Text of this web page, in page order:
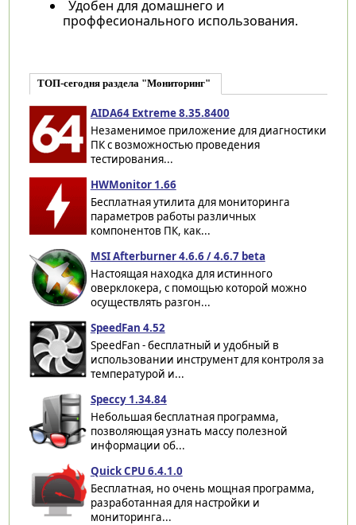
Удобен для домашнего и
проффесионального использования.
ТОП-сегодня раздела "Мониторинг"
AIDA64 Extreme 8.35.8400
Незаменимое приложение для диагностики
ПК с возможностью проведения
тестирования...
HWMonitor 1.66
Бесплатная утилита для мониторинга
параметров работы различных
компонентов ПК, как...
MSI Afterburner 4.6.6 / 4.6.7 beta
Настоящая находка для истинного
оверклокера, с помощью которой можно
осуществлять разгон...
SpeedFan 4.52
SpeedFan - бесплатный и удобный в
использовании инструмент для контроля за
температурой и...
Speccy 1.34.84
Небольшая бесплатная программа,
позволяющая узнать массу полезной
информации об...
Quick CPU 6.4.1.0
Бесплатная, но очень мощная программа,
разработанная для настройки и
мониторинга...